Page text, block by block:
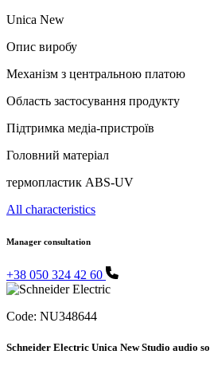
Unica New
Опис виробу
Механізм з центральною платою
Область застосування продукту
Підтримка медіа-пристроїв
Головний матеріал
термопластик ABS-UV
All characteristics
Manager consultation
+38 050 324 42 60
Code: NU348644
Schneider Electric Unica New Studio audio